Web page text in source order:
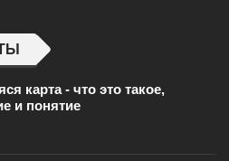
карта - что это такое,
и понятие